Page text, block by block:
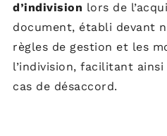
d’indivision lors de
document, établi devant
règles de gestion et les
l’indivision, facilitant
cas de désaccord.